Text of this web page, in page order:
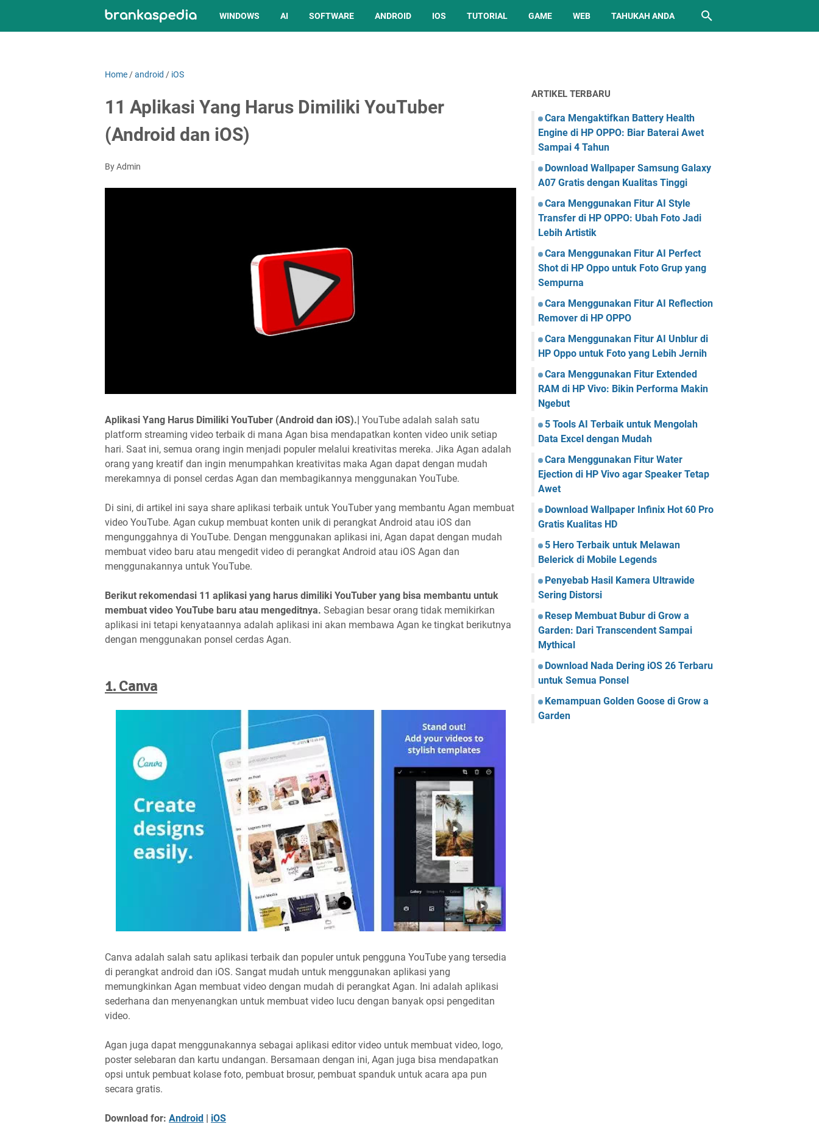
WINDOWS AI SOFTWARE ANDROID IOS TUTORIAL GAME WEB TAHUKAH ANDA
Home /android / iOS
11 Aplikasi Yang Harus Dimiliki YouTuber
(Android dan iOS)
By Admin
Aplikasi Yang Harus Dimiliki YouTuber (Android dan iOS).| YouTube adalah salah satu
platform streaming video terbaik di mana Agan bisa mendapatkan konten video unik setiap
hari. Saat ini, semua orang ingin menjadi populer melalui kreativitas mereka. Jika Agan adalah
orang yang kreatif dan ingin menumpahkan kreativitas maka Agan dapat dengan mudah
merekamnya di ponsel cerdas Agan dan membagikannya menggunakan YouTube.
Di sini, di artikel ini saya share aplikasi terbaik untuk YouTuber yang membantu Agan membuat
video YouTube. Agan cukup membuat konten unik di perangkat Android atau iOS dan
mengunggahnya di YouTube. Dengan menggunakan aplikasi ini, Agan dapat dengan mudah
membuat video baru atau mengedit video di perangkat Android atau iOS Agan dan
menggunakannya untuk YouTube.
Berikut rekomendasi 11 aplikasi yang harus dimiliki YouTuber yang bisa membantu untuk
membuat video YouTube baru atau mengeditnya. Sebagian besar orang tidak memikirkan
aplikasi ini tetapi kenyataannya adalah aplikasi ini akan membawa Agan ke tingkat berikutnya
dengan menggunakan ponsel cerdas Agan.
1. Canva
Canva adalah salah satu aplikasi terbaik dan populer untuk pengguna YouTube yang tersedia
di perangkat android dan iOS. Sangat mudah untuk menggunakan aplikasi yang
memungkinkan Agan membuat video dengan mudah di perangkat Agan. Ini adalah aplikasi
sederhana dan menyenangkan untuk membuat video lucu dengan banyak opsi pengeditan
video.
Agan juga dapat menggunakannya sebagai aplikasi editor video untuk membuat video, logo,
poster selebaran dan kartu undangan. Bersamaan dengan ini, Agan juga bisa mendapatkan
opsi untuk pembuat kolase foto, pembuat brosur, pembuat spanduk untuk acara apa pun
secara gratis.
Download for: Android | iOS
ARTIKEL TERBARU
Cara Mengaktifkan Battery Health
Engine di HP OPPO: Biar Baterai Awet
Sampai 4 Tahun
Download Wallpaper Samsung Galaxy
A07 Gratis dengan Kualitas Tinggi
Cara Menggunakan Fitur AI Style
Transfer di HP OPPO: Ubah Foto Jadi
Lebih Artistik
Cara Menggunakan Fitur AI Perfect
Shot di HP Oppo untuk Foto Grup yang
Sempurna
Cara Menggunakan Fitur AI Reflection
Remover di HP OPPO
Cara Menggunakan Fitur AI Unblur di
HP Oppo untuk Foto yang Lebih Jernih
Cara Menggunakan Fitur Extended
RAM di HP Vivo: Bikin Performa Makin
Ngebut
5 Tools AI Terbaik untuk Mengolah
Data Excel dengan Mudah
Cara Menggunakan Fitur Water
Ejection di HP Vivo agar Speaker Tetap
Awet
Download Wallpaper Infinix Hot 60 Pro
Gratis Kualitas HD
5 Hero Terbaik untuk Melawan
Belerick di Mobile Legends
Penyebab Hasil Kamera Ultrawide
Sering Distorsi
Resep Membuat Bubur di Grow a
Garden: Dari Transcendent Sampai
Mythical
Download Nada Dering iOS 26 Terbaru
untuk Semua Ponsel
Kemampuan Golden Goose di Grow a
Garden